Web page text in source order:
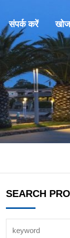
संपर्क करें खोज
SEARCH